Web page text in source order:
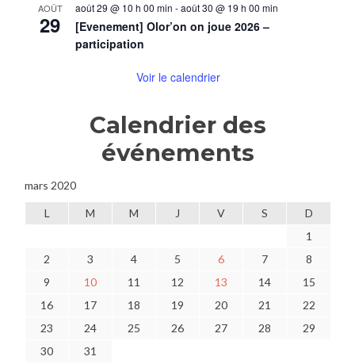
AOÛT
29
août 29 @ 10 h 00 min -août 30 @ 19 h 00 min
[Evenement] Olor’on on joue 2026 –
participation
Voir le calendrier
Calendrier des
événements
mars 2020
L M M J V S
D
1
2
3 4 5 6 7
8
9
10 11 12 13 14
15
16
17 18 19 20 21
22
23
24 25 26 27 28
29
30
31